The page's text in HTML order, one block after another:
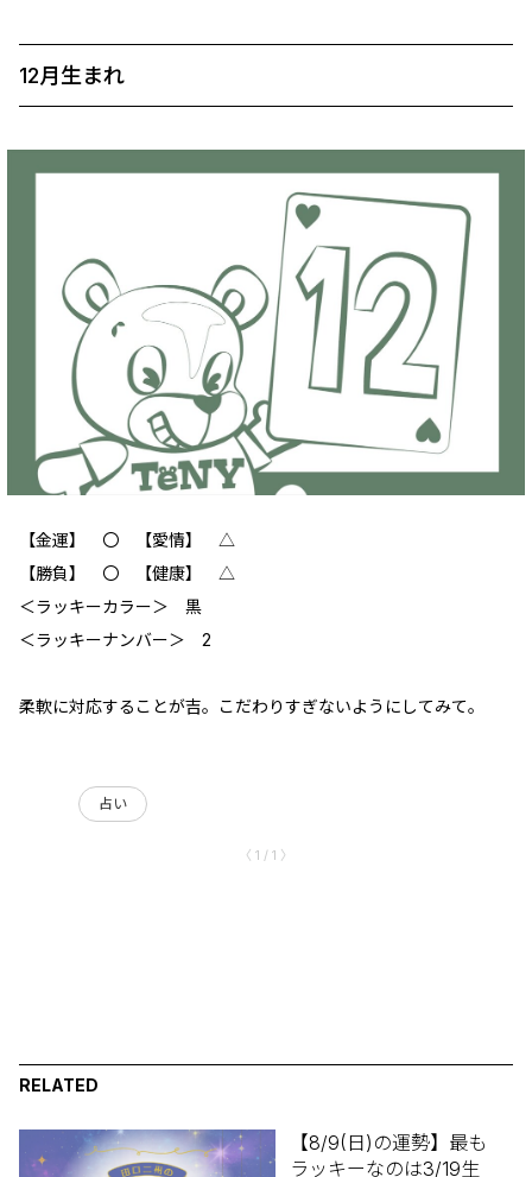
12月生まれ
【金運】 〇 【愛情】 △
【勝負】 〇 【健康】 △
＜ラッキーカラー＞ 黒
＜ラッキーナンバー＞ 2
柔軟に対応することが吉。こだわりすぎないようにしてみて。
占い
〈 1 / 1 〉
RELATED
【8/9(日)の運勢】最も
ラッキーなのは3/19生